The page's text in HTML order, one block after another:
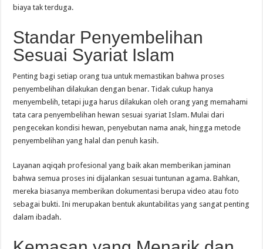
biaya tak terduga.
Standar Penyembelihan
Sesuai Syariat Islam
Penting bagi setiap orang tua untuk memastikan bahwa proses
penyembelihan dilakukan dengan benar. Tidak cukup hanya
menyembelih, tetapi juga harus dilakukan oleh orang yang memahami
tata cara penyembelihan hewan sesuai syariat Islam. Mulai dari
pengecekan kondisi hewan, penyebutan nama anak, hingga metode
penyembelihan yang halal dan penuh kasih.
Layanan aqiqah profesional yang baik akan memberikan jaminan
bahwa semua proses ini dijalankan sesuai tuntunan agama. Bahkan,
mereka biasanya memberikan dokumentasi berupa video atau foto
sebagai bukti. Ini merupakan bentuk akuntabilitas yang sangat penting
dalam ibadah.